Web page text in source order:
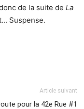
de la suite de La
Suspense.
Article suivant
pour la 42e Rue #1